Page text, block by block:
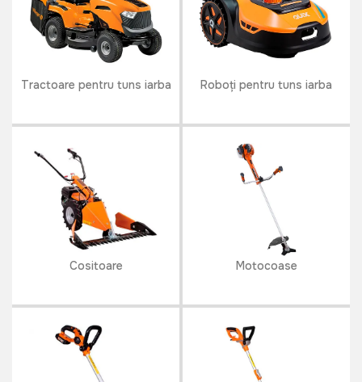
Tractoare pentru tuns iarba Roboți pentru tuns iarba
Cositoare Motocoase